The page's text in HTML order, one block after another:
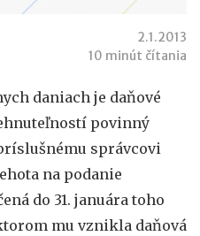
2.1.2013
10 minút čítania
daniach je daňové
povinný
správcovi
na podanie
do 31. januára toho
mu vznikla daňová